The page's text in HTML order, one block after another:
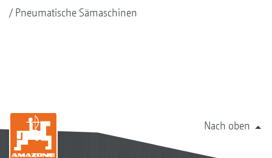
Pneumatische Sämaschinen
Nach oben